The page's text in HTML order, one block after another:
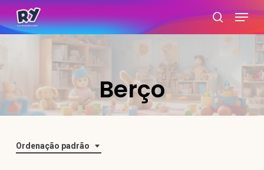
Skip
to
content
search
Menu
Berço
Ordenação padrão